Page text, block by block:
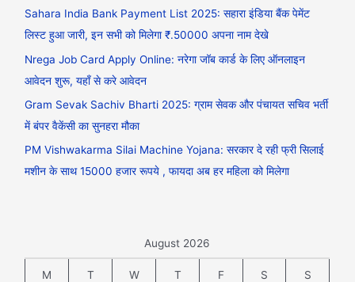
Sahara India Bank Payment List 2025: सहारा इंडिया बैंक पेमेंट
लिस्ट हुआ जारी, इन सभी को मिलेगा ₹.50000 अपना नाम देखे
Nrega Job Card Apply Online: नरेगा जॉब कार्ड के लिए ऑनलाइन
आवेदन शुरू, यहाँ से करे आवेदन
Gram Sevak Sachiv Bharti 2025: ग्राम सेवक और पंचायत सचिव भर्ती
में बंपर वैकेंसी का सुनहरा मौका
PM Vishwakarma Silai Machine Yojana: सरकार दे रही फ्री सिलाई
मशीन के साथ 15000 हजार रूपये , फायदा अब हर महिला को मिलेगा
August 2026
M T W T F S S